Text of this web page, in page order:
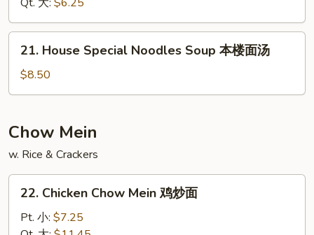
菜
汤
House
Special
Noodles
本
楼
面
汤
21. House Special Noodles Soup 本楼面汤
$8.50
Chow Mein
w. Rice & Crackers
Chicken
Chow
22. Chicken Chow Mein 鸡炒面
Pt. 小: $7.25